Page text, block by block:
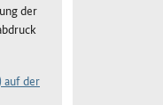
der
auf der